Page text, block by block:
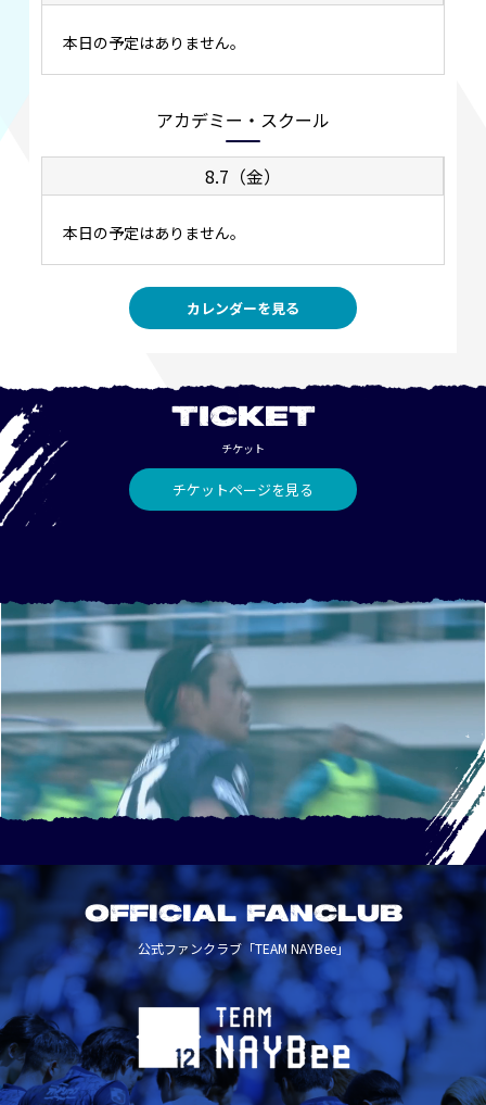
本日の予定はありません。
アカデミー・スクール
8.7（金）
本日の予定はありません。
カレンダーを見る
TICKET
チケット
チケットページを見る
OFFICIAL FANCLUB
公式ファンクラブ「TEAM NAYBee」